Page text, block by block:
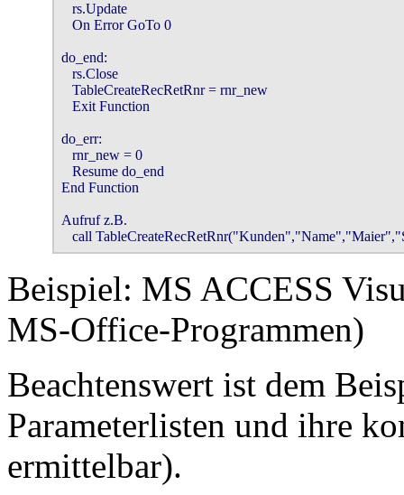
   rs.Update
   On Error GoTo 0
do_end:
   rs.Close
   TableCreateRecRetRnr = rnr_new
   Exit Function
do_err:
   rnr_new = 0
   Resume do_end
End Function
Aufruf z.B.
call
Beispiel: MS ACCESS
MS-Office-Programmen)
Beachtenswert ist dem
Parameterlisten und ihre
ermittelbar).